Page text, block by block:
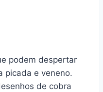
podem despertar
picada e veneno.
de cobra